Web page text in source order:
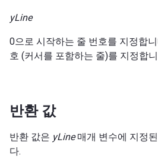
yLine
0으로 시작하는 줄 번호를 지정합
호 (커서를 포함하는 줄)를 지정합
반환 값
반환 값은 yLine매개 변수에 지정
다.